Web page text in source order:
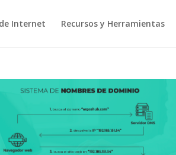
Internet Recursos y Herramientas